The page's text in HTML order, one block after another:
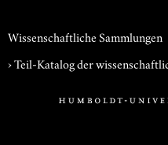
Wissenschaftliche Sammlungen
› Teil-Katalog der